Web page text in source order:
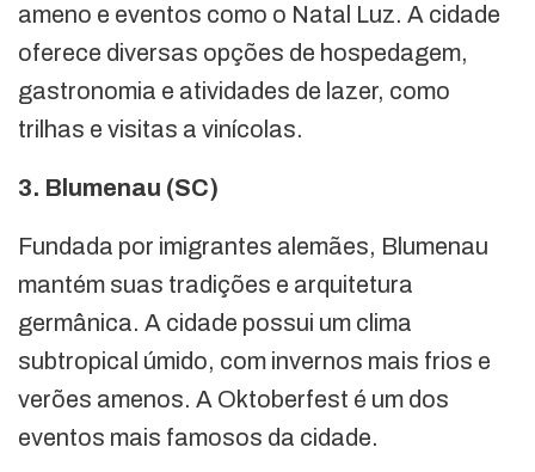
ameno e eventos como o Natal Luz. A cidade
oferece diversas opções de hospedagem,
gastronomia e atividades de lazer, como
trilhas e visitas a vinícolas.
3. Blumenau (SC)
Fundada por imigrantes alemães, Blumenau
mantém suas tradições e arquitetura
germânica. A cidade possui um clima
subtropical úmido, com invernos mais frios e
verões amenos. A Oktoberfest é um dos
eventos mais famosos da cidade.